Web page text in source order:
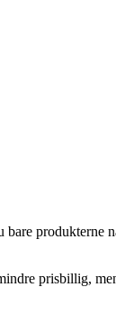
produkterne
prisbillig,